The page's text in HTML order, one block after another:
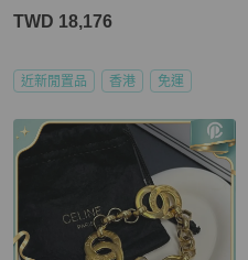
TWD 18,176
近新閒置品 香港 免運